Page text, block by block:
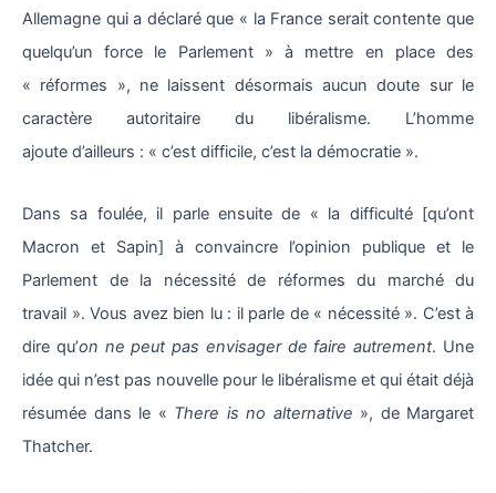
Allemagne qui a déclaré que « la France serait contente que
quelqu’un force le Parlement » à mettre en place des
« réformes », ne laissent désormais aucun doute sur le
caractère autoritaire du libéralisme. L’homme
ajoute d’ailleurs : « c’est difficile, c’est la démocratie ».
Dans sa foulée, il parle ensuite de « la difficulté [qu’ont
Macron et Sapin] à convaincre l’opinion publique et le
Parlement de la nécessité de réformes du marché du
travail ». Vous avez bien lu : il parle de « nécessité ». C’est à
dire qu’on ne peut pas envisager de faire autrement. Une
idée qui n’est pas nouvelle pour le libéralisme et qui était déjà
résumée dans le « There is no alternative », de Margaret
Thatcher.